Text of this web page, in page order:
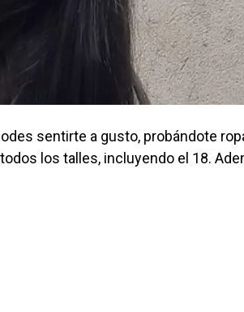
sentirte a gusto, probándote
los talles, incluyendo el 18.